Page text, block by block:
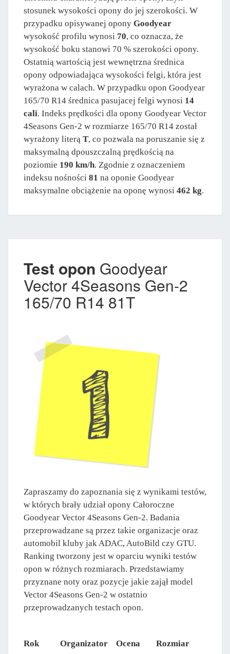
stosunek wysokości opony do jej szerokości. W
przypadku opisywanej opony Goodyear
wysokość profilu wynosi 70, co oznacza, że
wysokość boku stanowi 70 % szerokości opony.
Ostatnią wartością jest wewnętrzna średnica
opony odpowiadająca wysokości felgi, która jest
wyrażona w calach. W przypadku opon Goodyear
165/70 R14 średnica pasujacej felgi wynosi 14
cali. Indeks prędkości dla opony Goodyear Vector
4Seasons Gen-2 w rozmiarze 165/70 R14 został
wyrażony literą T, co pozwala na poruszanie się z
maksymalną dpouszczalną prędkością na
poziomie 190 km/h. Zgodnie z oznaczeniem
indeksu nośności 81 na oponie Goodyear
maksymalne obciążenie na oponę wynosi 462 kg.
Test opon Goodyear
Vector 4Seasons Gen-2
165/70 R14 81T
Zapraszamy do zapoznania się z wynikami testów,
w których brały udział opony Całoroczne
Goodyear Vector 4Seasons Gen-2. Badania
przeprowadzane są przez takie organizacje oraz
automobil kluby jak ADAC, AutoBild czy GTU.
Ranking tworzony jest w oparciu wyniki testów
opon w różnych rozmiarach. Przedstawiamy
przyznane noty oraz pozycje jakie zajął model
Vector 4Seasons Gen-2 w ostatnio
przeprowadzanych testach opon.
Rok Organizator Ocena Rozmiar